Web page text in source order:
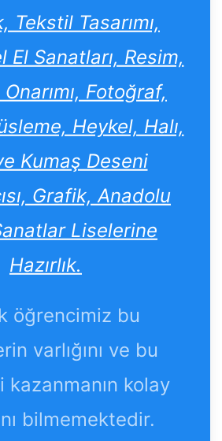
Tekstil Tasarımı,
El Sanatları, Resim,
Fotoğraf,
Heykel, Halı,
Kumaş Deseni
Grafik, Anadolu
Liselerine
Hazırlık.
öğrencimiz bu
varlığını ve bu
kazanmanın kolay
bilmemektedir.